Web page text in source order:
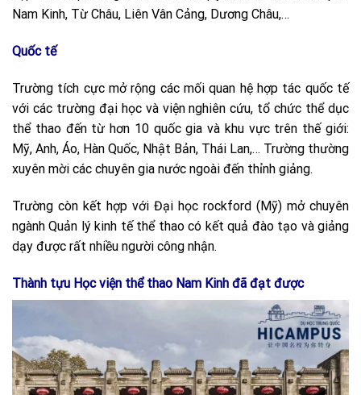
Nam Kinh, Từ Châu, Liên Vân Cảng, Dương Châu,…
Quốc tế
Trường tích cực mở rộng các mối quan hệ hợp tác quốc tế
với các trường đại học và viện nghiên cứu, tổ chức thể dục
thể thao đến từ hơn 10 quốc gia và khu vực trên thế giới:
Mỹ, Anh, Áo, Hàn Quốc, Nhật Bản, Thái Lan,… Trường thường
xuyên mời các chuyên gia nước ngoài đến thỉnh giảng.
Trường còn kết hợp với Đại học rockford (Mỹ) mở chuyên
ngành Quản lý kinh tế thể thao có kết quả đào tạo và giảng
dạy được rất nhiều người công nhận.
Thành tựu Học viện thể thao Nam Kinh đã đạt được